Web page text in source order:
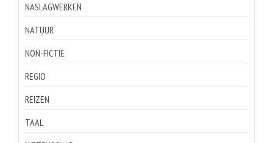
NASLAGWERKEN
NATUUR
NON-FICTIE
REGIO
REIZEN
TAAL